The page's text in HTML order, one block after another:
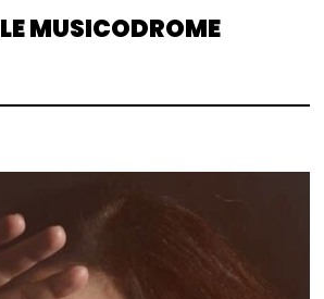
LE MUSICODROME